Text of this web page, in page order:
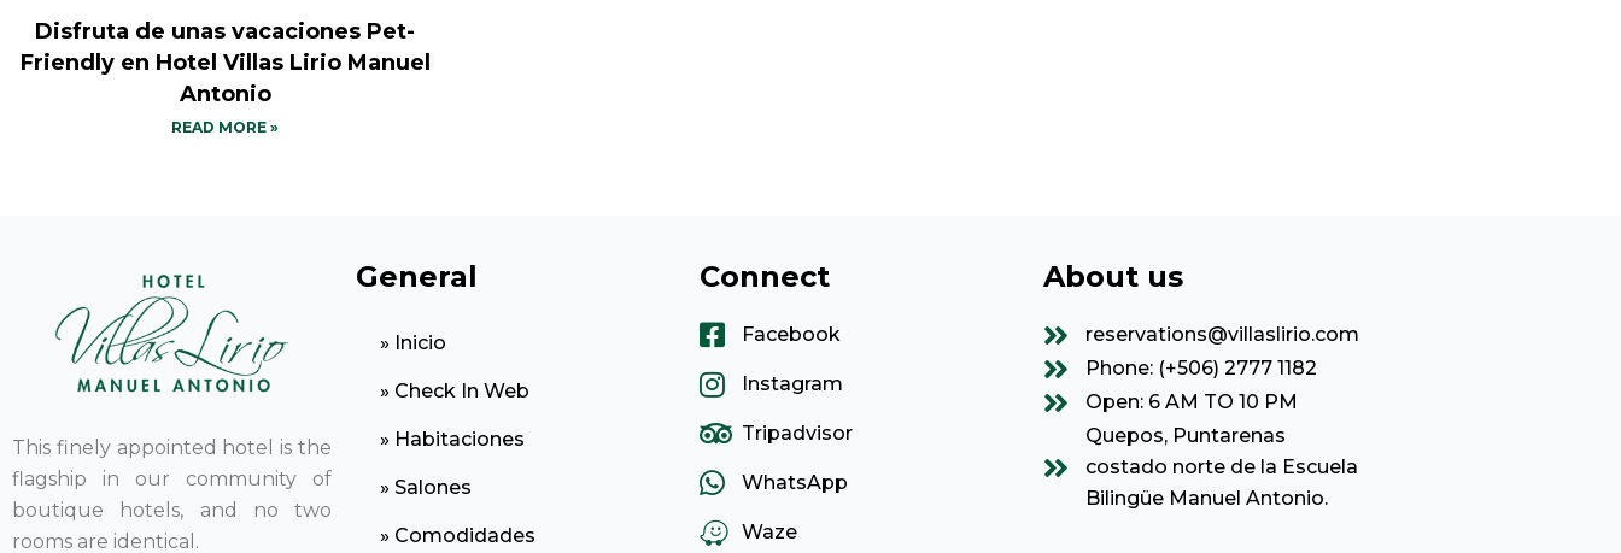
Disfruta de unas vacaciones Pet-
Friendly en Hotel Villas Lirio Manuel
Antonio
READ MORE »
This finely appointed hotel is the
flagship in our community of
boutique hotels, and no two
rooms are identical.
General
» Inicio
» Check In Web
» Habitaciones
» Salones
» Comodidades
Connect
Facebook
Instagram
Tripadvisor
WhatsApp
Waze
About us
reservations@villaslirio.com
Phone: (+506) 2777 1182
Open: 6 AM TO 10 PM
Quepos, Puntarenas
costado norte de la Escuela
Bilingüe Manuel Antonio.